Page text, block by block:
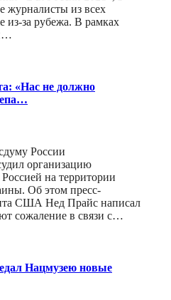
журналисты из всех
из-за рубежа. В рамках
«Нас не должно
России
организацию
на территории
Об этом пресс-
США Нед Прайс написал
сожаление в связи с…
Нацмузею новые